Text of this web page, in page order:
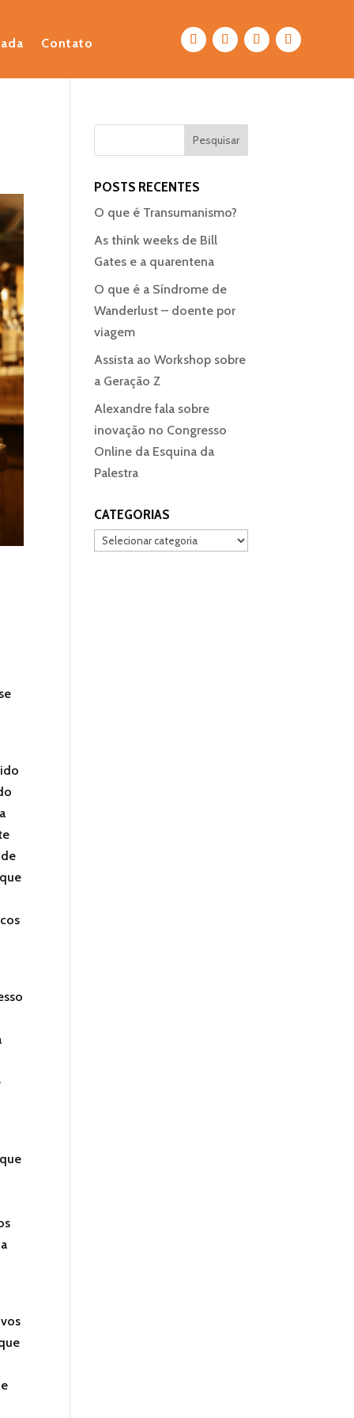
Contato
POSTS RECENTES
O que é Transumanismo?
As think weeks de Bill
Gates e a quarentena
O que é a Síndrome de
Wanderlust – doente por
viagem
Assista ao Workshop sobre
a Geração Z
Alexandre fala sobre
inovação no Congresso
Online da Esquina da
Palestra
CATEGORIAS
Categorias